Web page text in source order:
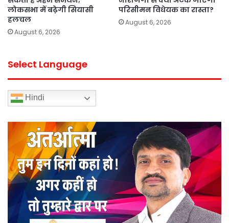
लोकसभा में बढ़ेगी सियासी
हलचल
August 6, 2026
परिसीमन विधेयक का रास्ता?
August 6, 2026
Select Language
Hindi